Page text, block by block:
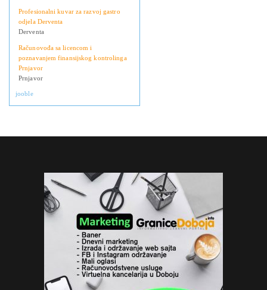
Profesionalni kuvar za razvoj gastro
odjela Derventa
Derventa
Računovođa sa licencom i
poznavanjem finansijskog kontrolinga
Prnjavor
Prnjavor
jooble